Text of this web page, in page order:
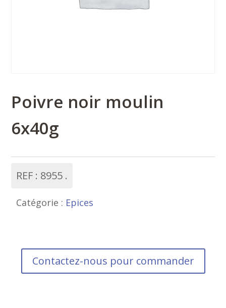
Poivre noir moulin
6x40g
REF : 8955
Catégorie : Epices
Contactez-nous pour commander